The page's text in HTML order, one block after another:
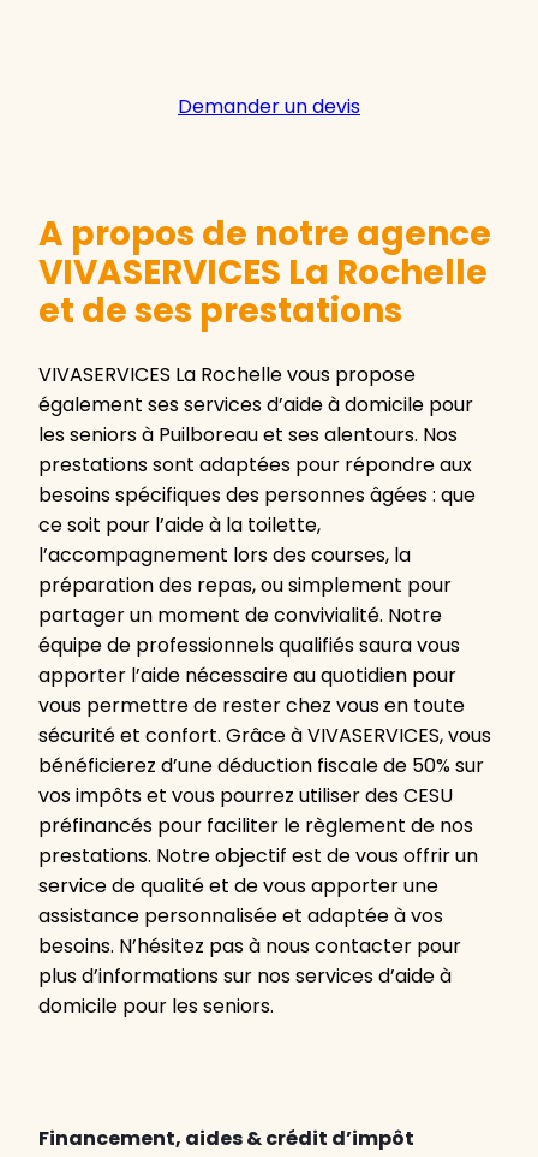
Demander un devis
A propos de notre agence
VIVASERVICES La Rochelle
et de ses prestations
VIVASERVICES La Rochelle vous propose
également ses services d’aide à domicile pour
les seniors à Puilboreau et ses alentours. Nos
prestations sont adaptées pour répondre aux
besoins spécifiques des personnes âgées : que
ce soit pour l’aide à la toilette,
l’accompagnement lors des courses, la
préparation des repas, ou simplement pour
partager un moment de convivialité. Notre
équipe de professionnels qualifiés saura vous
apporter l’aide nécessaire au quotidien pour
vous permettre de rester chez vous en toute
sécurité et confort. Grâce à VIVASERVICES, vous
bénéficierez d’une déduction fiscale de 50% sur
vos impôts et vous pourrez utiliser des CESU
préfinancés pour faciliter le règlement de nos
prestations. Notre objectif est de vous offrir un
service de qualité et de vous apporter une
assistance personnalisée et adaptée à vos
besoins. N’hésitez pas à nous contacter pour
plus d’informations sur nos services d’aide à
domicile pour les seniors.
Financement, aides & crédit d’impôt